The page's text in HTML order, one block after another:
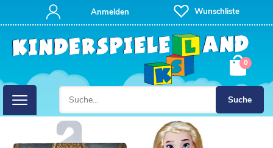
Suche
Anmelden Wunschliste
0